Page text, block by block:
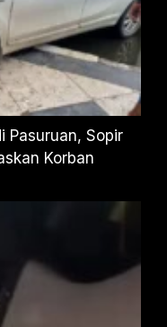
Pasuruan, Sopir
Korban